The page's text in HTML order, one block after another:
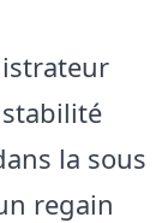
la sous
regain